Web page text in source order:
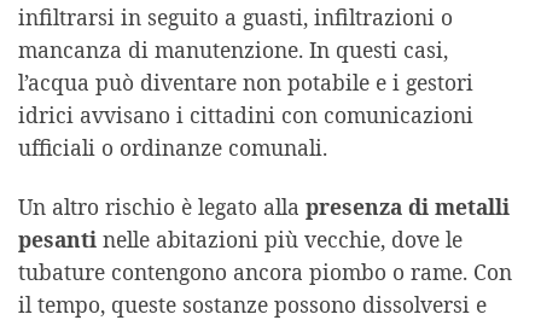
infiltrarsi in seguito a guasti, infiltrazioni o
mancanza di manutenzione. In questi casi,
l’acqua può diventare non potabile e i gestori
idrici avvisano i cittadini con comunicazioni
ufficiali o ordinanze comunali.
Un altro rischio è legato alla presenza di metalli
pesanti nelle abitazioni più vecchie, dove le
tubature contengono ancora piombo o rame. Con
il tempo, queste sostanze possono dissolversi e